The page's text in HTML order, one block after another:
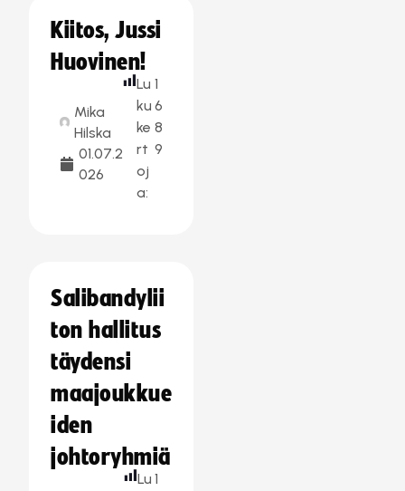
Kiitos, Jussi
Huovinen!
Mika
Hilska
01.07.2
026
Lu
ku
ke
rt
oj
a:
1
6
8
9
Salibandylii
ton hallitus
täydensi
maajoukkue
iden
johtoryhmiä
Lu 1